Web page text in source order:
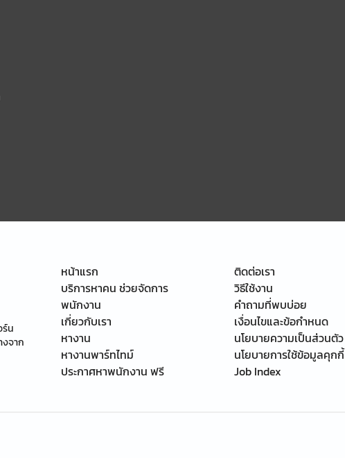
ร์น
งจาก
หน้าแรก
บริการหาคน ช่วยจัดการ
พนักงาน
เกี่ยวกับเรา
หางาน
หางานพาร์ทไทม์
ประกาศหาพนักงาน ฟรี
ติดต่อเรา
วิธีใช้งาน
คำถามที่พบบ่อย
เงื่อนไขและข้อกำหนด
นโยบายความเป็นส่วนตัว
นโยบายการใช้ข้อมูลคุกกี้
Job Index